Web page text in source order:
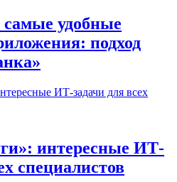
удобные
подход
интересные ИТ-
специалистов